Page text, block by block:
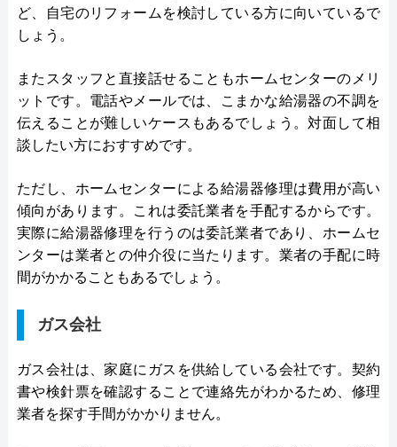
ど、自宅のリフォームを検討している方に向いているで
しょう。
またスタッフと直接話せることもホームセンターのメリ
ットです。電話やメールでは、こまかな給湯器の不調を
伝えることが難しいケースもあるでしょう。対面して相
談したい方におすすめです。
ただし、ホームセンターによる給湯器修理は費用が高い
傾向があります。これは委託業者を手配するからです。
実際に給湯器修理を行うのは委託業者であり、ホームセ
ンターは業者との仲介役に当たります。業者の手配に時
間がかかることもあるでしょう。
ガス会社
ガス会社は、家庭にガスを供給している会社です。契約
書や検針票を確認することで連絡先がわかるため、修理
業者を探す手間がかかりません。